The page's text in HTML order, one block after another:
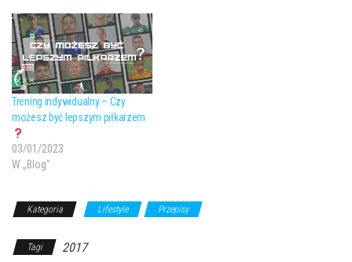
Trening indywidualny – Czy
możesz być lepszym piłkarzem
03/01/2023
W „Blog"
Kategoria Lifestyle Przepisy
Tagi 2017